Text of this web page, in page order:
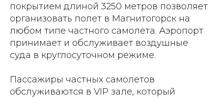
покрытием длиной 3250 метров позволяет
организовать полет в Магнитогорск на
любом типе частного самолета. Аэропорт
принимает и обслуживает воздушные
суда в круглосуточном режиме.
Пассажиры частных самолетов
обслуживаются в VIP зале, который